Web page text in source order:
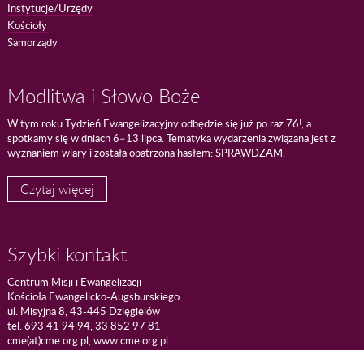
Instytucje/Urzędy
Kościoły
Samorządy
Modlitwa i Słowo Boże
W tym roku Tydzień Ewangelizacyjny odbędzie się już po raz 76!, a
spotkamy się w dniach 6–13 lipca. Tematyka wydarzenia związana jest z
wyznaniem wiary i została opatrzona hasłem: SPRAWDZAM.
Czytaj więcej
Szybki kontakt
Centrum Misji i Ewangelizacji
Kościoła Ewangelicko-Augsburskiego
ul. Misyjna 8, 43-445 Dzięgielów
tel. 693 41 94 94, 33 852 97 81
cme(at)cme.org.pl, www.cme.org.pl